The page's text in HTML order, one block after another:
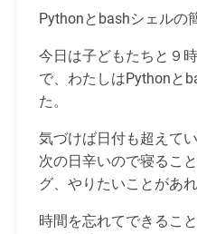
Pythonとbashシェルの
今日は子どもたちと９
で、わたしはPythonと
た。
気づけば日付も超えて
次の日辛いので寝るこ
グ、やりたいことがあ
時間を忘れてできるこ